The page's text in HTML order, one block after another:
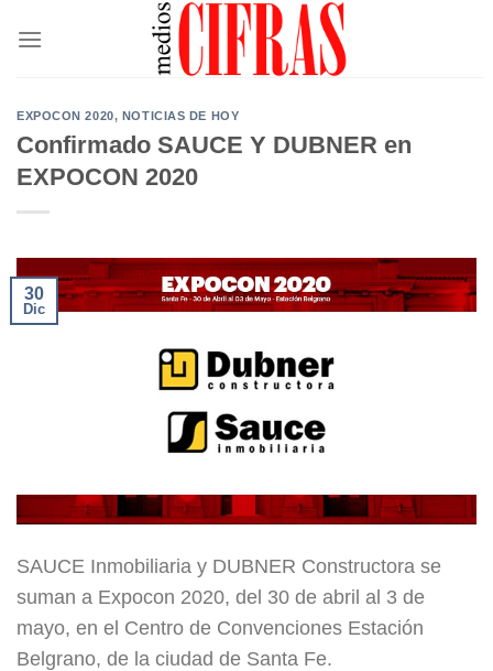
EXPOCON 2020, NOTICIAS DE HOY
Confirmado SAUCE Y DUBNER en
EXPOCON 2020
30
Dic
SAUCE Inmobiliaria y DUBNER Constructora se
suman a Expocon 2020, del 30 de abril al 3 de
mayo, en el Centro de Convenciones Estación
Belgrano, de la ciudad de Santa Fe.